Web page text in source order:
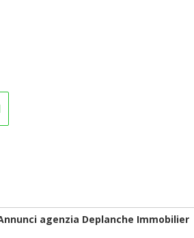
agenzia Deplanche Immobilier